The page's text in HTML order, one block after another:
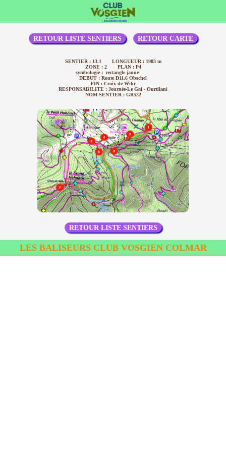
RETOUR LISTE SENTIERS RETOUR CARTE
SENTIER : 13.1 LONGUEUR : 1983 m
ZONE : 2 PLAN : P4
symbologie : rectangle jaune
DEBUT : Route D11.6 Obschel
FIN : Croix de Wihr
RESPONSABILITE : Journée-Le Gal - Ourtilani
NOM SENTIER : GR532
RETOUR LISTE SENTIERS
LES BALISEURS CLUB VOSGIEN COLMAR